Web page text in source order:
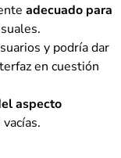
adecuado para
y podría dar
en cuestión
aspecto